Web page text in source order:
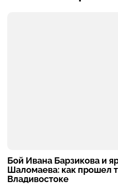
Бой Ивана Барзикова и
Шаломаева: как прошел
Владивостоке